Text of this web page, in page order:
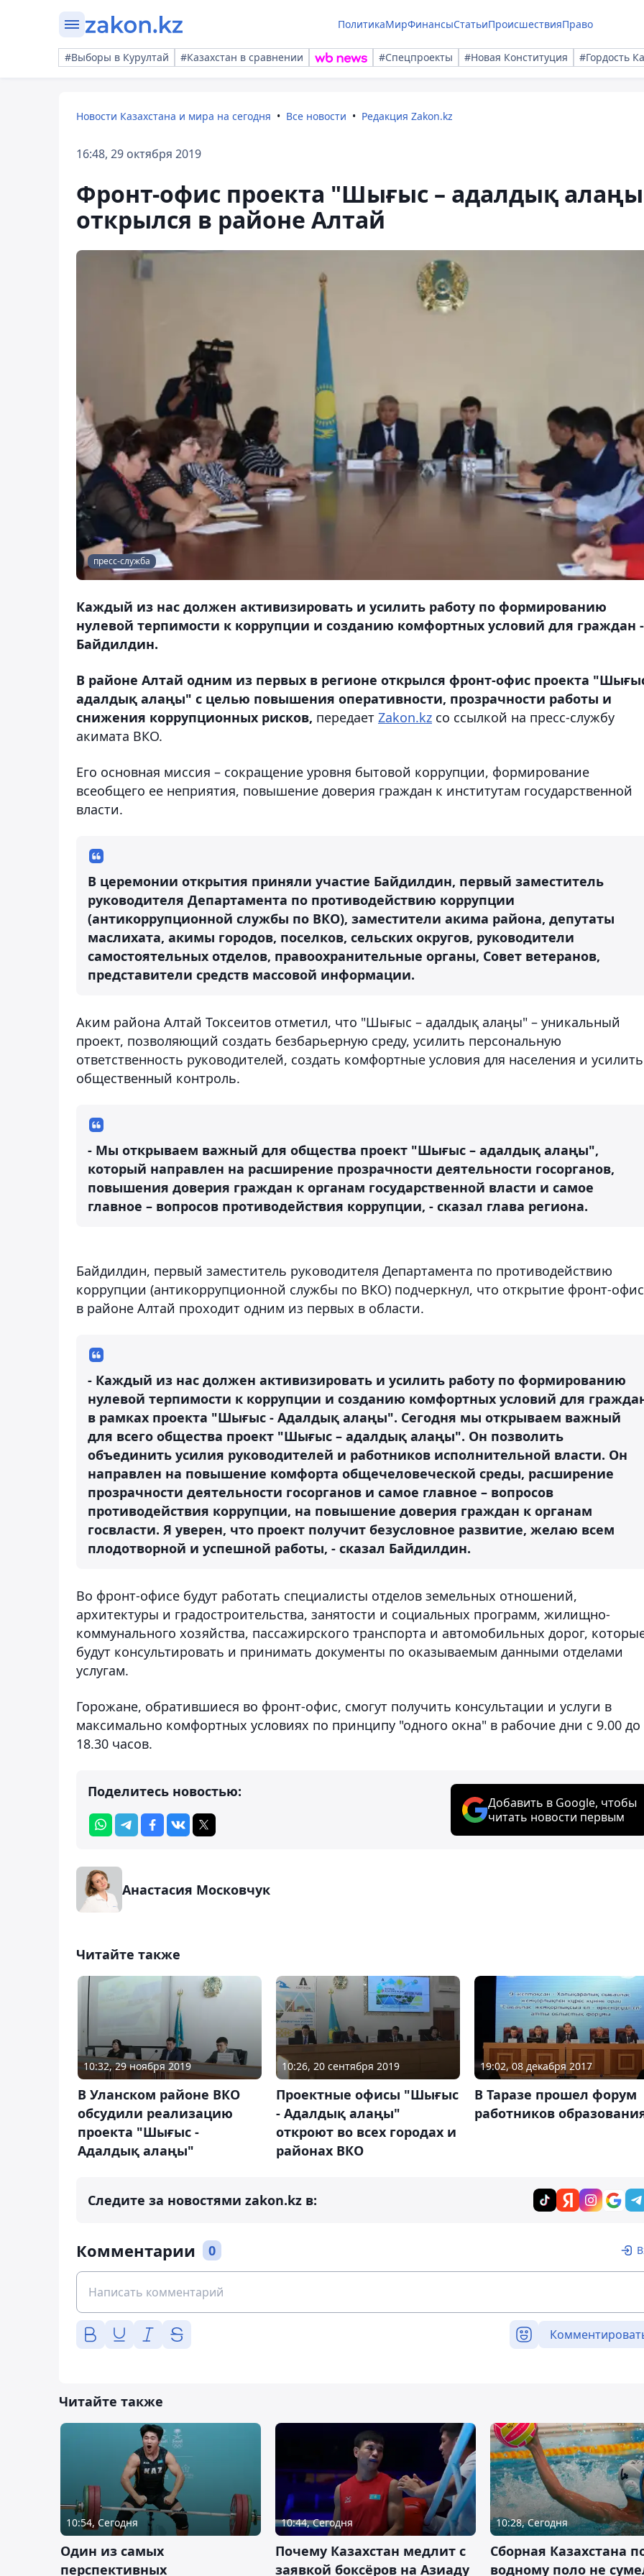
ПолитикаМирФинансыСтатьиПроисшествияПраво
#Выборы в Курултай #Казахстан в сравнении #Спецпроекты #Новая Конституция #Гордость
Новости Казахстана и мира на сегодня Все новости Редакция Zakon.kz
16:48, 29 октября 2019
Фронт-офис проекта "Шығыс – адалдық
открылся в районе Алтай
пресс-служба
Каждый из нас должен активизировать и усилить работу по формированию
нулевой терпимости к коррупции и созданию комфортных условий для граждан -
Байдилдин.
В районе Алтай одним из первых в регионе открылся фронт-офис проекта
адалдық алаңы" с целью повышения оперативности, прозрачности работы и
снижения коррупционных рисков, передает Zakon.kz со ссылкой на пресс-службу
акимата ВКО.
Его основная миссия – сокращение уровня бытовой коррупции, формирование
всеобщего ее неприятия, повышение доверия граждан к институтам государственной
власти.
В церемонии открытия приняли участие Байдилдин, первый заместитель
руководителя Департамента по противодействию коррупции
(антикоррупционной службы по ВКО), заместители акима района, депутаты
маслихата, акимы городов, поселков, сельских округов, руководители
самостоятельных отделов, правоохранительные органы, Совет ветеранов,
представители средств массовой информации.
Аким района Алтай Токсеитов отметил, что "Шығыс – адалдық алаңы" – уникальный
проект, позволяющий создать безбарьерную среду, усилить персональную
ответственность руководителей, создать комфортные условия для населения и усилить
общественный контроль.
- Мы открываем важный для общества проект "Шығыс – адалдық алаңы",
который направлен на расширение прозрачности деятельности госорганов,
повышения доверия граждан к органам государственной власти и самое
главное – вопросов противодействия коррупции, - сказал глава региона.
Байдилдин, первый заместитель руководителя Департамента по противодействию
коррупции (антикоррупционной службы по ВКО) подчеркнул, что открытие фронт-
в районе Алтай проходит одним из первых в области.
- Каждый из нас должен активизировать и усилить работу по формированию
нулевой терпимости к коррупции и созданию комфортных условий для
в рамках проекта "Шығыс - Адалдық алаңы". Сегодня мы открываем важный
для всего общества проект "Шығыс – адалдық алаңы". Он позволить
объединить усилия руководителей и работников исполнительной власти. Он
направлен на повышение комфорта общечеловеческой среды, расширение
прозрачности деятельности госорганов и самое главное – вопросов
противодействия коррупции, на повышение доверия граждан к органам
госвласти. Я уверен, что проект получит безусловное развитие, желаю всем
плодотворной и успешной работы, - сказал Байдилдин.
Во фронт-офисе будут работать специалисты отделов земельных отношений,
архитектуры и градостроительства, занятости и социальных программ, жилищно-
коммунального хозяйства, пассажирского транспорта и автомобильных дорог,
будут консультировать и принимать документы по оказываемым данными отделами
услугам.
Горожане, обратившиеся во фронт-офис, смогут получить консультации и услуги в
максимально комфортных условиях по принципу "одного окна" в рабочие дни с 9.00 до
18.30 часов.
Поделитесь новостью:
Добавить в Google, чтобы
читать новости первым
Анастасия Московчук
Читайте также
10:32, 29 ноября 2019
В Уланском районе ВКО
обсудили реализацию
проекта "Шығыс -
Адалдық алаңы"
10:26, 20 сентября 2019
Проектные офисы "Шығыс
- Адалдық алаңы"
откроют во всех городах и
районах ВКО
19:02, 08 декабря 2017
В Таразе прошел форум
работников
Следите за новостями zakon.kz в:
Комментарии 0
Читайте также
10:54, Сегодня
Один из самых
перспективных
10:44, Сегодня
Почему Казахстан медлит с
заявкой боксёров на Азиаду
10:28, Сегодня
Сборная Казахстана
водному поло не